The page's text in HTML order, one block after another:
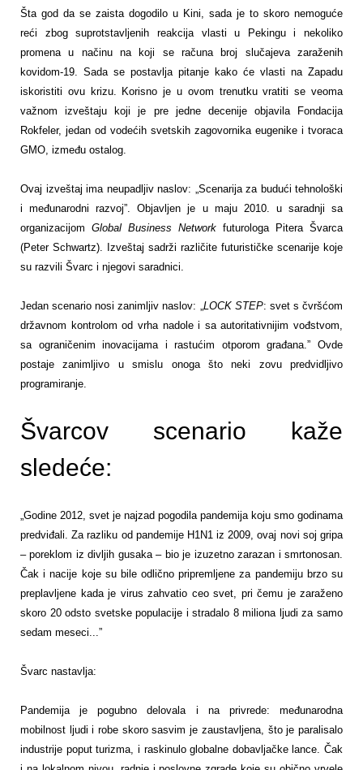
Šta god da se zaista dogodilo u Kini, sada je to skoro nemoguće
reći zbog suprotstavljenih reakcija vlasti u Pekingu i nekoliko
promena u načinu na koji se računa broj slučajeva zaraženih
kovidom-19. Sada se postavlja pitanje kako će vlasti na Zapadu
iskoristiti ovu krizu. Korisno je u ovom trenutku vratiti se veoma
važnom izveštaju koji je pre jedne decenije objavila Fondacija
Rokfeler, jedan od vodećih svetskih zagovornika eugenike i tvoraca
GMO, između ostalog.
Ovaj izveštaj ima neupadljiv naslov: „Scenarija za budući tehnološki
i međunarodni razvoj”. Objavljen je u maju 2010. u saradnji sa
organizacijom Global Business Network futurologa Pitera Švarca
(Peter Schwartz). Izveštaj sadrži različite futurističke scenarije koje
su razvili Švarc i njegovi saradnici.
Jedan scenario nosi zanimljiv naslov: „ LOCK STEP: svet s čvršćom
državnom kontrolom od vrha nadole i sa autoritativnijim vođstvom,
sa ograničenim inovacijama i rastućim otporom građana.” Ovde
postaje zanimljivo u smislu onoga što neki zovu predvidljivo
programiranje.
Švarcov scenario kaže
sledeće:
„Godine 2012, svet je najzad pogodila pandemija koju smo godinama
predviđali. Za razliku od pandemije H1N1 iz 2009, ovaj novi soj gripa
– poreklom iz divljih gusaka – bio je izuzetno zarazan i smrtonosan.
Čak i nacije koje su bile odlično pripremljene za pandemiju brzo su
preplavljene kada je virus zahvatio ceo svet, pri čemu je zaraženo
skoro 20 odsto svetske populacije i stradalo 8 miliona ljudi za samo
sedam meseci...”
Švarc nastavlja:
Pandemija je pogubno delovala i na privrede: međunarodna
mobilnost ljudi i robe skoro sasvim je zaustavljena, što je paralisalo
industrije poput turizma, i raskinulo globalne dobavljačke lance. Čak